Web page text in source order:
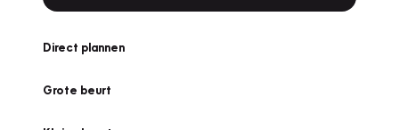
Direct plannen
Grote beurt